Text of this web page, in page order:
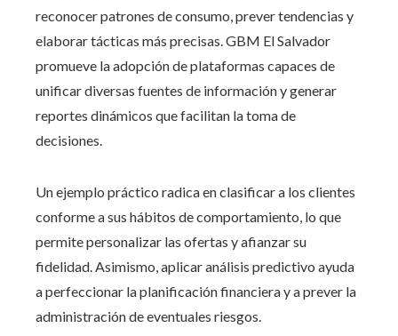
reconocer patrones de consumo, prever tendencias y
elaborar tácticas más precisas. GBM El Salvador
promueve la adopción de plataformas capaces de
unificar diversas fuentes de información y generar
reportes dinámicos que facilitan la toma de
decisiones.
Un ejemplo práctico radica en clasificar a los clientes
conforme a sus hábitos de comportamiento, lo que
permite personalizar las ofertas y afianzar su
fidelidad. Asimismo, aplicar análisis predictivo ayuda
a perfeccionar la planificación financiera y a prever la
administración de eventuales riesgos.